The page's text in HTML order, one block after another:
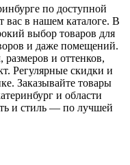
по доступной
вас в нашем каталоге. В
выбор товаров для
и даже помещений.
и оттенков,
Регулярные скидки и
Заказывайте товары
и области
и стиль — по лучшей